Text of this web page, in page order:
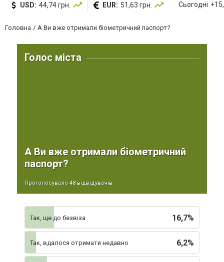
USD: 44,74 грн. EUR: 51,63 грн. Сьогодні
Головна А Ви вже отримали біометричний паспорт?
Голос міста
А Ви вже отримали біометричний
паспорт?
Проголосувало 48 відвідувачів
16,7%
Так, ще до безвіза
6,2%
Так, вдалося отримати недавно